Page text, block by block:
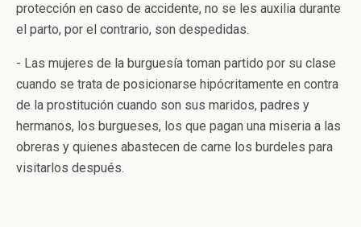
protección en caso de accidente, no se les auxilia durante
el parto, por el contrario, son despedidas.
­- Las mujeres de la burguesía toman partido por su clase
cuando se trata de posicionarse hipócritamente en contra
de la prostitución cuando son sus maridos, padres y
hermanos, los burgueses, los que pagan una miseria a las
obreras y quienes abastecen de carne los burdeles para
visitarlos después.